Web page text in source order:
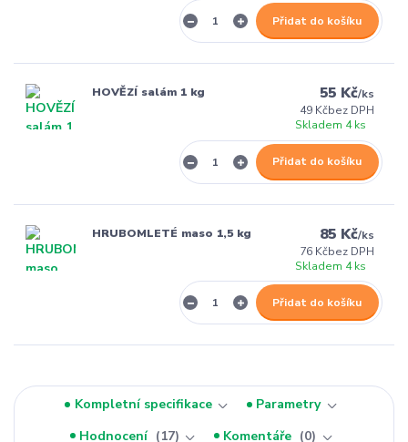
Přidat do košíku
HOVĚZÍ salám 1 kg 55 Kč/ks
49 Kčbez DPH
Skladem 4 ks
Přidat do košíku
HRUBOMLETÉ maso 1,5 kg 85 Kč/ks
76 Kčbez DPH
Skladem 4 ks
Přidat do košíku
Kompletní specifikace
Parametry
Hodnocení
17 Komentáře 0